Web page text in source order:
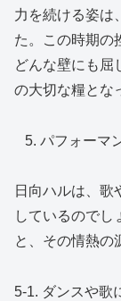
力を続ける姿は
た。この時期の
どんな壁にも屈
の大切な糧とな
パフォーマ
日向ハルは、歌
しているのでし
と、その情熱の
5-1. ダンスや歌